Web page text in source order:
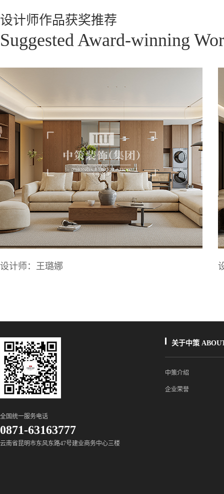
设计师作品获奖推荐
Suggested Award-winning
设计师：王璐娜
全国统一服务电话
0871-63163777
云南省昆明市东风东路47号建业商务中心三楼
关于中策
中策介绍
企业荣誉